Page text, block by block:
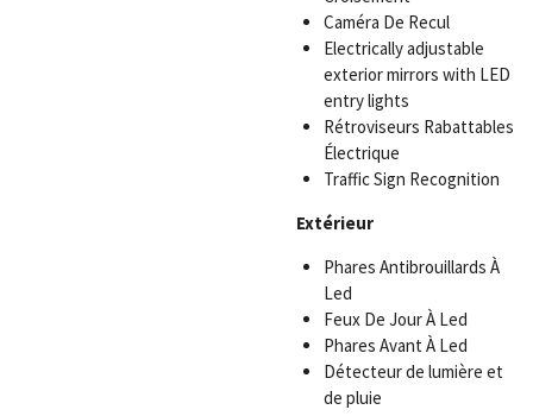
Caméra De Recul
Electrically adjustable
exterior mirrors with LED
entry lights
Rétroviseurs Rabattables
Électrique
Traffic Sign Recognition
Extérieur
Phares Antibrouillards À
Led
Feux De Jour À Led
Phares Avant À Led
Détecteur de lumière et
de pluie